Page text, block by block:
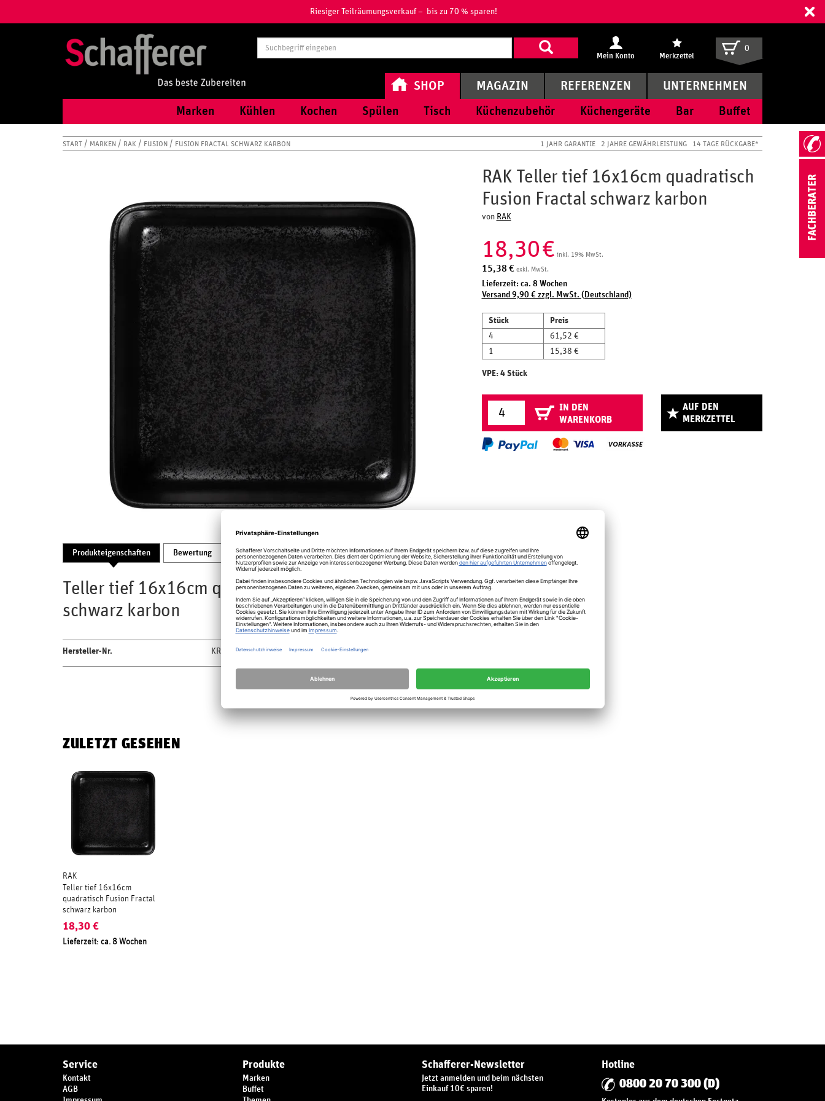
Riesiger Teilräumungsverkauf – bis zu 70 % sparen!
Suchbegriff
eingeben
Mein Konto Merkzettel
0
SHOP
Marken Kühlen Kochen Spülen Tisch Küchenzubehör Küchengeräte Bar Buffet
MAGAZIN REFERENZEN UNTERNEHMEN
START MARKEN RAK FUSION FUSION FRACTAL SCHWARZ KARBON 1 JAHR GARANTIE 2 JAHRE GEWÄHRLEISTUNG 14 TAGE RÜCKGABE*
Produkteigenschaften Bewertung Produktsicherheit
Teller tief 16x16cm quadratisch Fusion Fractal
schwarz karbon
Hersteller-Nr. KRFTSDP16
RAK Teller tief 16x16cm quadratisch
Fusion Fractal schwarz karbon
von RAK
18,30€ inkl. 19% MwSt.
15,38 € exkl. MwSt.
Lieferzeit: ca. 8 Wochen
Versand 9,90 € zzgl. MwSt. (Deutschland)
Stück
Preis
4
61,52 €
1
15,38 €
VPE: 4 Stück
IN DEN
WARENKORB
AUF DEN
MERKZETTEL
ZULETZT GESEHEN
RAK
Teller tief 16x16cm
quadratisch Fusion Fractal
schwarz karbon
18,30 €
Lieferzeit: ca. 8 Wochen
Service
Kontakt
AGB
Produkte
Marken
Buffet
Schafferer-Newsletter
Jetzt anmelden und beim nächsten
Einkauf 10€ sparen!
Hotline
0800 20 70 300 (D)